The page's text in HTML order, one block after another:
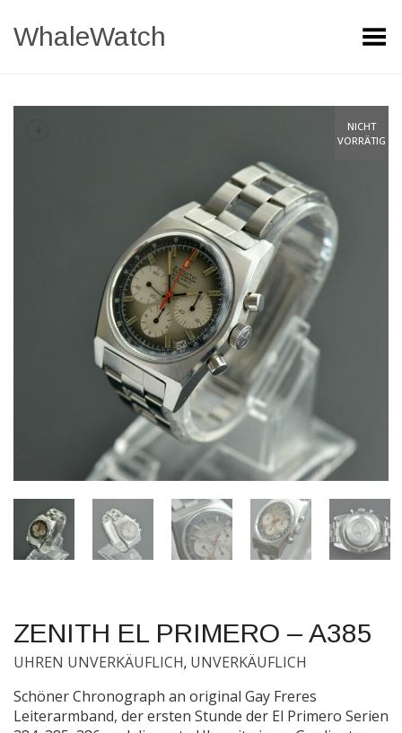
WhaleWatch Toggle Menu
NICHT
VORRÄTIG
ZENITH EL PRIMERO – A385
UHREN UNVERKÄUFLICH, UNVERKÄUFLICH
Schöner Chronograph an original Gay Freres
Leiterarmband, der ersten Stunde der El Primero Serien